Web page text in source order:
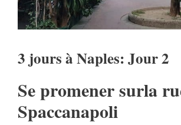
3 jours à Naples: Jour 2
Se promener surla
Spaccanapoli